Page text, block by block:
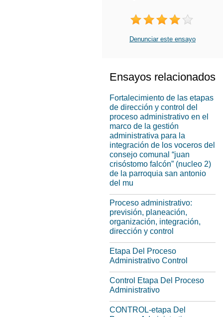
Denunciar este ensayo
Ensayos relacionados
Fortalecimiento de las etapas
de dirección y control del
proceso administrativo en el
marco de la gestión
administrativa para la
integración de los voceros del
consejo comunal “juan
crisóstomo falcón” (nucleo 2)
de la parroquia san antonio
del mu
Proceso administrativo:
previsión, planeación,
organización, integración,
dirección y control
Etapa Del Proceso
Administrativo Control
Control Etapa Del Proceso
Administrativo
CONTROL-etapa Del